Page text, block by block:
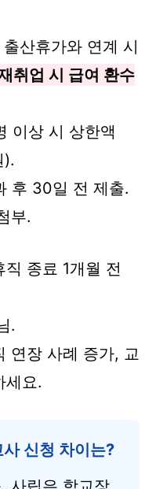
산휴가와 연계 시
취업 시 급여 환수
이상 시 상한액
).
후 30일 전 제출.
부.
종료 1개월 전
.
연장 사례 증가, 교
세요.
신청 차이는?